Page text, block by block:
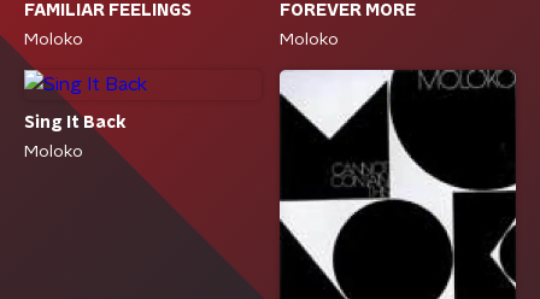
FAMILIAR FEELINGS
Moloko
FOREVER MORE
Moloko
Sing It Back
Moloko